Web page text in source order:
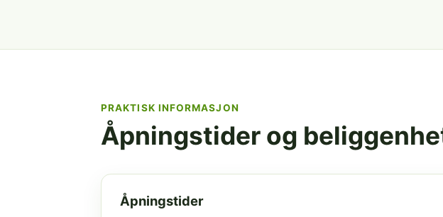
PRAKTISK INFORMASJON
Åpningstider og
Åpningstider